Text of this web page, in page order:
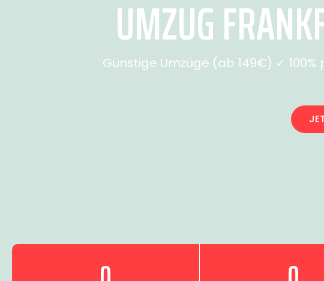
UMZUG
Günstige Umzüge (ab 149€) ✓